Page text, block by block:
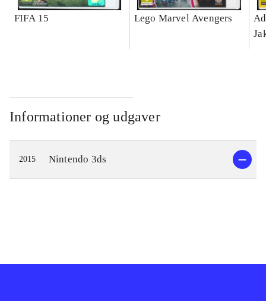
FIFA 15 Lego Marvel Avengers
Informationer og udgaver
2015 Nintendo 3ds